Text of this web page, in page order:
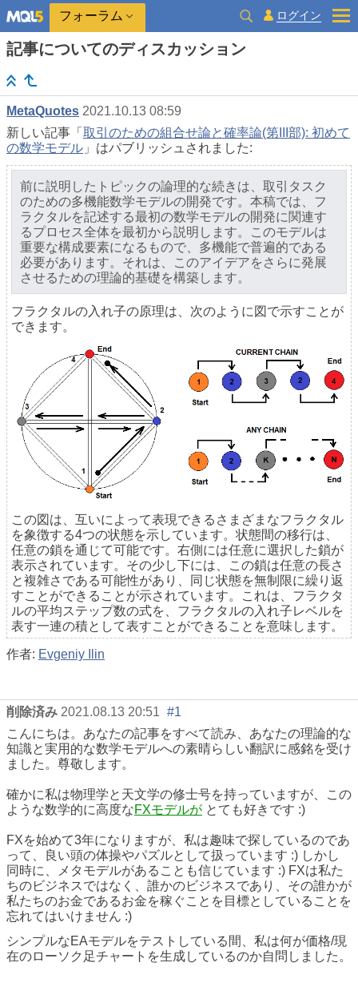
フォーラム ログイン
記事についてのディスカッション
MetaQuotes 2021.10.13 08:59
新しい記事「 取引のための組合せ論と確率論(第III部): 初めて
の数学モデル 」はパブリッシュされました:
前に説明したトピックの論理的な続きは、取引タスク
のための多機能数学モデルの開発です。本稿では、フ
ラクタルを記述する最初の数学モデルの開発に関連す
るプロセス全体を最初から説明します。このモデルは
重要な構成要素になるもので、多機能で普遍的である
必要があります。それは、このアイデアをさらに発展
させるための理論的基礎を構築します。
フラクタルの入れ子の原理は、次のように図で示すことが
できます。
この図は、互いによって表現できるさまざまなフラクタル
を象徴する4つの状態を示しています。状態間の移行は、
任意の鎖を通じて可能です。右側には任意に選択した鎖が
表示されています。その少し下には、この鎖は任意の長さ
と複雑さである可能性があり、同じ状態を無制限に繰り返
すことができることが示されています。これは、フラクタ
ルの平均ステップ数の式を、フラクタルの入れ子レベルを
表す一連の積として表すことができることを意味します。
作者: Evgeniy Ilin
削除済み 2021.08.13 20:51 #1
こんにちは。あなたの記事をすべて読み、あなたの理論的な
知識と実用的な数学モデルへの素晴らしい翻訳に感銘を受け
ました。尊敬します。
確かに私は物理学と天文学の修士号を持っていますが、この
ような数学的に高度なFXモデルが とても好きです :)
FXを始めて3年になりますが、私は趣味で探しているのであ
って、良い頭の体操やパズルとして扱っています :) しかし
同時に、メタモデルがあることも信じています :) FXは私た
ちのビジネスではなく、誰かのビジネスであり、その誰かが
私たちのお金であるお金を稼ぐことを目標としていることを
忘れてはいけません :)
シンプルなEAモデルをテストしている間、私は何が価格/現
在のローソク足チャートを生成しているのか自問しました。